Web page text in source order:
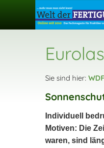
Sie sind hier:
Individuell
Motiven: Die
waren, sind